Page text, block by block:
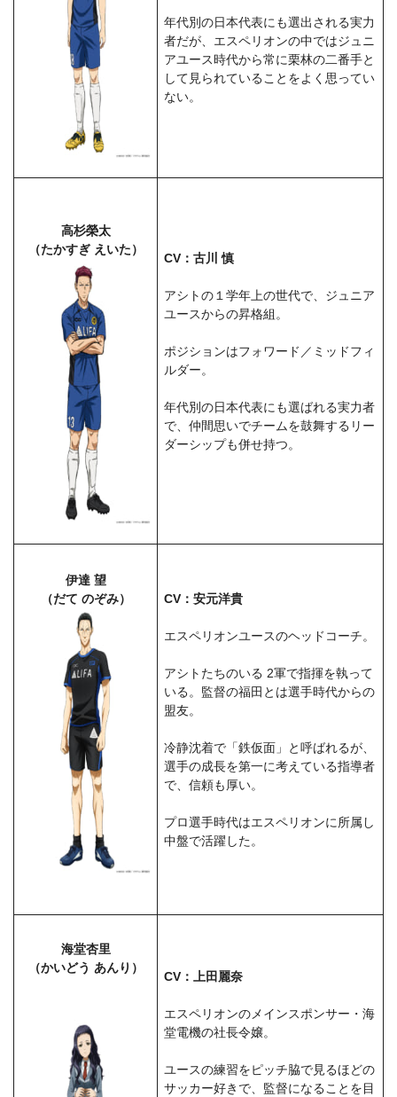
年代別の日本代表にも選出される実力
者だが、エスペリオンの中ではジュニ
アユース時代から常に栗林の二番手と
して見られていることをよく思ってい
ない。
高杉榮太
（たかすぎ えいた）
CV：古川 慎
アシトの１学年上の世代で、ジュニア
ユースからの昇格組。
ポジションはフォワード／ミッドフィ
ルダー。
年代別の日本代表にも選ばれる実力者
で、仲間思いでチームを鼓舞するリー
ダーシップも併せ持つ。
伊達 望
（だて のぞみ）
CV：安元洋貴
エスペリオンユースのヘッドコーチ。
アシトたちのいる 2軍で指揮を執って
いる。監督の福田とは選手時代からの
盟友。
冷静沈着で「鉄仮面」と呼ばれるが、
選手の成長を第一に考えている指導者
で、信頼も厚い。
プロ選手時代はエスペリオンに所属し
中盤で活躍した。
海堂杏里
（かいどう あんり）
CV：上田麗奈
エスペリオンのメインスポンサー・海
堂電機の社長令嬢。
ユースの練習をピッチ脇で見るほどの
サッカー好きで、監督になることを目